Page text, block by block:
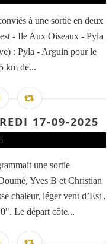
à une sortie en deux
- Ile Aux Oiseaux - Pyla
: Pyla - Arguin pour le
km de...
17-09-2025
une sortie
Yves B et Christian
chaleur, léger vent d’Est ,
Le départ côte...